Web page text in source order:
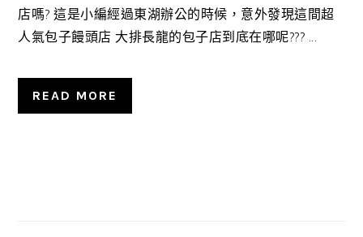
店嗎? 這是小編經過東湖辦公的時候，意外發現這間超
人氣包子饅頭店 大排長龍的包子店到底在哪呢??? ...
READ MORE